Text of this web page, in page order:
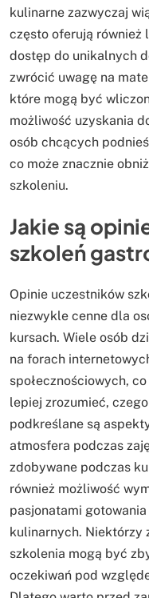
kulinarne zazwyczaj
często oferują również
dostęp do unikalnych
zwrócić uwagę na
które mogą być
możliwość uzyskania
osób chcących
co może znacznie
szkoleniu.
Jakie są
szkoleń
Opinie uczestników
niezwykle cenne dla
kursach. Wiele osób
na forach
społecznościowych,
lepiej zrozumieć,
podkreślane są
atmosfera podczas
zdobywane podczas
również możliwość
pasjonatami
kulinarnych. Niektórzy
szkolenia mogą być
oczekiwań pod